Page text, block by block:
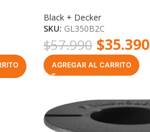
Black + Decker
SKU: GL350B2C
$57.990 $35.390
AGREGAR AL CARRITO